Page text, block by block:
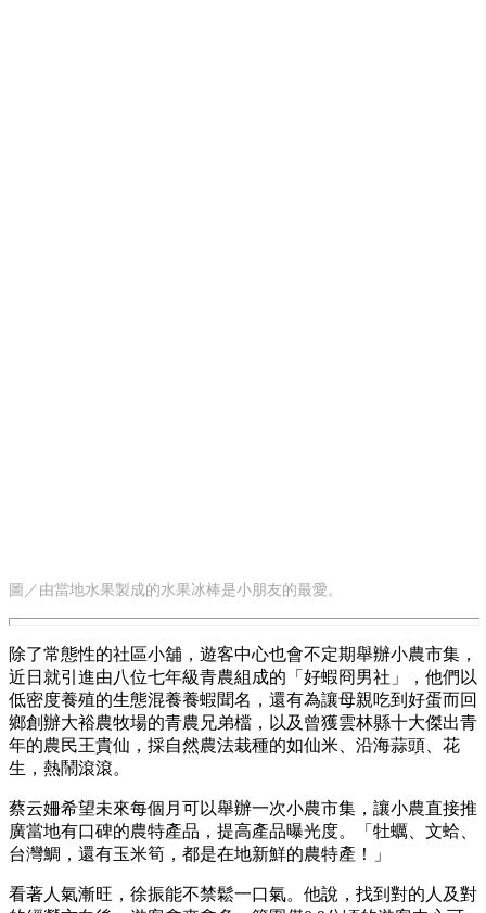
圖／由當地水果製成的水果冰棒是小朋友的最愛。
除了常態性的社區小舖，遊客中心也會不定期舉辦小農市集，
近日就引進由八位七年級青農組成的「好蝦冏男社」，他們以
低密度養殖的生態混養養蝦聞名，還有為讓母親吃到好蛋而回
鄉創辦大裕農牧場的青農兄弟檔，以及曾獲雲林縣十大傑出青
年的農民王貴仙，採自然農法栽種的如仙米、沿海蒜頭、花
生，熱鬧滾滾。
蔡云姍希望未來每個月可以舉辦一次小農市集，讓小農直接推
廣當地有口碑的農特產品，提高產品曝光度。「牡蠣、文蛤、
台灣鯛，還有玉米筍，都是在地新鮮的農特產！」
看著人氣漸旺，徐振能不禁鬆一口氣。他說，找到對的人及對